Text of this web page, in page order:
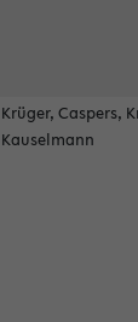
Krüger, Caspers,
Kauselmann